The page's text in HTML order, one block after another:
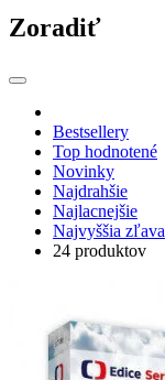
Zoradiť
Bestsellery
Top hodnotené
Novinky
Najdrahšie
Najlacnejšie
Najvyššia zľava
24 produktov